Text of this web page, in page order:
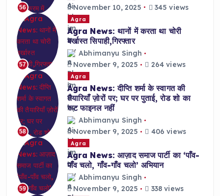
56
November 10, 2025
345 views
57
Agra
Agra News: थानों में करता था चोरी
बर्खास्त सिपाही,गिरफ्तार
Abhimanyu Singh
November 9, 2025
264 views
58
Agra
Agra News: दीप्ति शर्मा के स्वागत की
तैयारियाँ ज़ोरों पर; घर पर पुताई, रोड शो का
रूट फाइनल नहीं
Abhimanyu Singh
November 9, 2025
406 views
59
Agra
Agra News: आज़ाद समाज पार्टी का ‘पाँव-
पाँव चलो, गाँव-गाँव चलो’ अभियान
Abhimanyu Singh
November 9, 2025
338 views